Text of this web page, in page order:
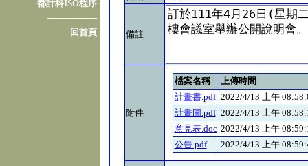
都計科ISO程序
────────
回首頁
備註
附件
檔案名稱
上傳時間
計畫書.pdf 2022/4/13 上午
計畫圖.pdf 2022/4/13 上午
意見表.doc 2022/4/13 上午
公告.pdf
2022/4/13 上午